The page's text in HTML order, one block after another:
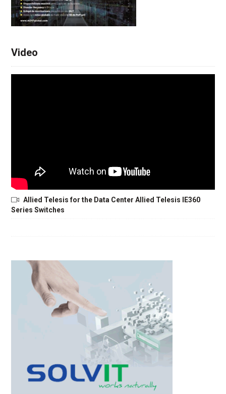
Video
Allied Telesis for the Data Center Allied Telesis IE360
Series Switches